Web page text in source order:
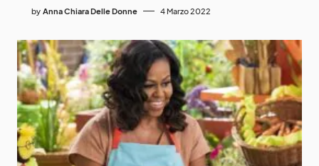
by Anna Chiara Delle Donne 4 Marzo 2022